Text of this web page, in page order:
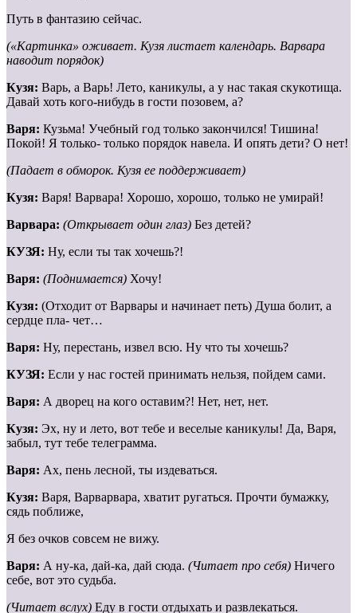
Путь в фантазию сейчас.
(«Картинка» оживает. Кузя листает календарь. Варвара
наводит порядок)
Кузя: Варь, а Варь! Лето, каникулы, а у нас такая скукотища.
Давай хоть кого-нибудь в гости позовем, а?
Варя: Кузьма! Учебный год только закончился! Тишина!
Покой! Я только- только порядок навела. И опять дети? О нет!
(Падает в обморок. Кузя ее поддерживает)
Кузя: Варя! Варвара! Хорошо, хорошо, только не умирай!
Варвара: (Открывает один глаз) Без детей?
КУЗЯ: Ну, если ты так хочешь?!
Варя: (Поднимается) Хочу!
Кузя: (Отходит от Варвары и начинает петь) Душа болит, а
сердце пла- чет…
Варя: Ну, перестань, извел всю. Ну что ты хочешь?
КУЗЯ: Если у нас гостей принимать нельзя, пойдем сами.
Варя: А дворец на кого оставим?! Нет, нет, нет.
Кузя: Эх, ну и лето, вот тебе и веселые каникулы! Да, Варя,
забыл, тут тебе телеграмма.
Варя: Ах, пень лесной, ты издеваться.
Кузя: Варя, Варварвара, хватит ругаться. Прочти бумажку,
сядь поближе,
Я без очков совсем не вижу.
Варя: А ну-ка, дай-ка, дай сюда. (Читает про себя) Ничего
себе, вот это судьба.
(Читает вслух) Еду в гости отдыхать и развлекаться.